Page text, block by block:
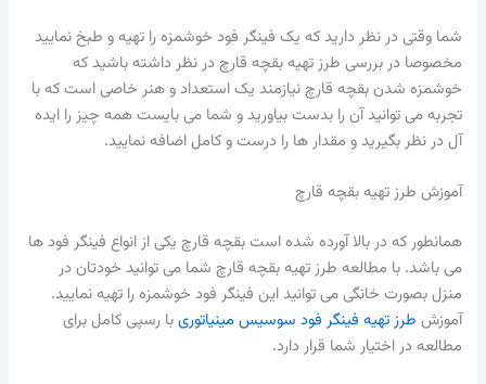
شما وقتی در نظر دارید که یک فینگر فود خوشمزه را تهیه و طبخ نمایید
مخصوصا در بررسی طرز تهیه بقچه قارچ در نظر داشته باشید که
خوشمزه شدن بقچه قارچ نیازمند یک استعداد و هنر خاصی است که با
تجربه می توانید آن را بدست بیاورید و شما می بایست همه چیز را ایده
آل در نظر بگیرید و مقدار ها را درست و کامل اضافه نمایید.
آموزش طرز تهیه بقچه قارچ
همانطور که در بالا آورده شده است بقچه قارچ یکی از انواع فینگر فود ها
می باشد. با مطالعه طرز تهیه بقچه قارچ شما می توانید خودتان در
منزل بصورت خانگی می توانید این فینگر فود خوشمزه را تهیه نمایید.
آموزش طرز تهیه فینگر فود سوسیس مینیاتوریبا رسپی کامل برای
مطالعه در اختیار شما قرار دارد.